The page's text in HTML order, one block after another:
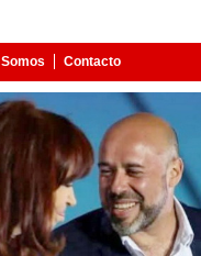
Contacto